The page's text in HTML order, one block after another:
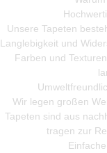
Unsere Tapeten
Langlebigkeit und
Farben und
Wir legen großen
Tapeten sind aus
tragen zur